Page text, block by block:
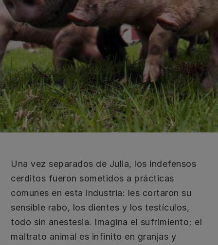
Una vez separados de Julia, los indefensos
cerditos fueron sometidos a prácticas
comunes en esta industria: les cortaron su
sensible rabo, los dientes y los testículos,
todo sin anestesia. Imagina el sufrimiento; el
maltrato animal es infinito en granjas y